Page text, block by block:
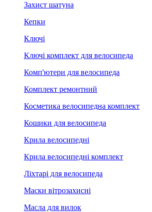
Захист шатуна
Кепки
Ключі
Ключі комплект для велосипеда
Комп'ютери для велосипеда
Комплект ремонтний
Косметика велосипедна комплект
Кошики для велосипеда
Крила велосипедні
Крила велосипедні комплект
Ліхтарі для велосипеда
Маски вітрозахисні
Масла для вилок